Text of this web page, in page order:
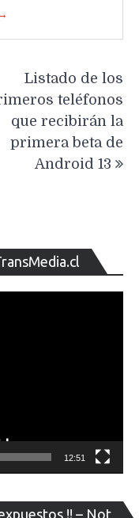
Listado de los
teléfonos
que recibirán la
primera beta de
Android 13
de
12:51
!! – Not